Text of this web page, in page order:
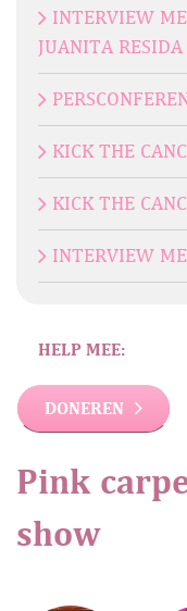
INTERVIEW
JUANITA RESIDA
KICK THE
KICK THE
INTERVIEW
HELP MEE:
DONEREN
Pink
show